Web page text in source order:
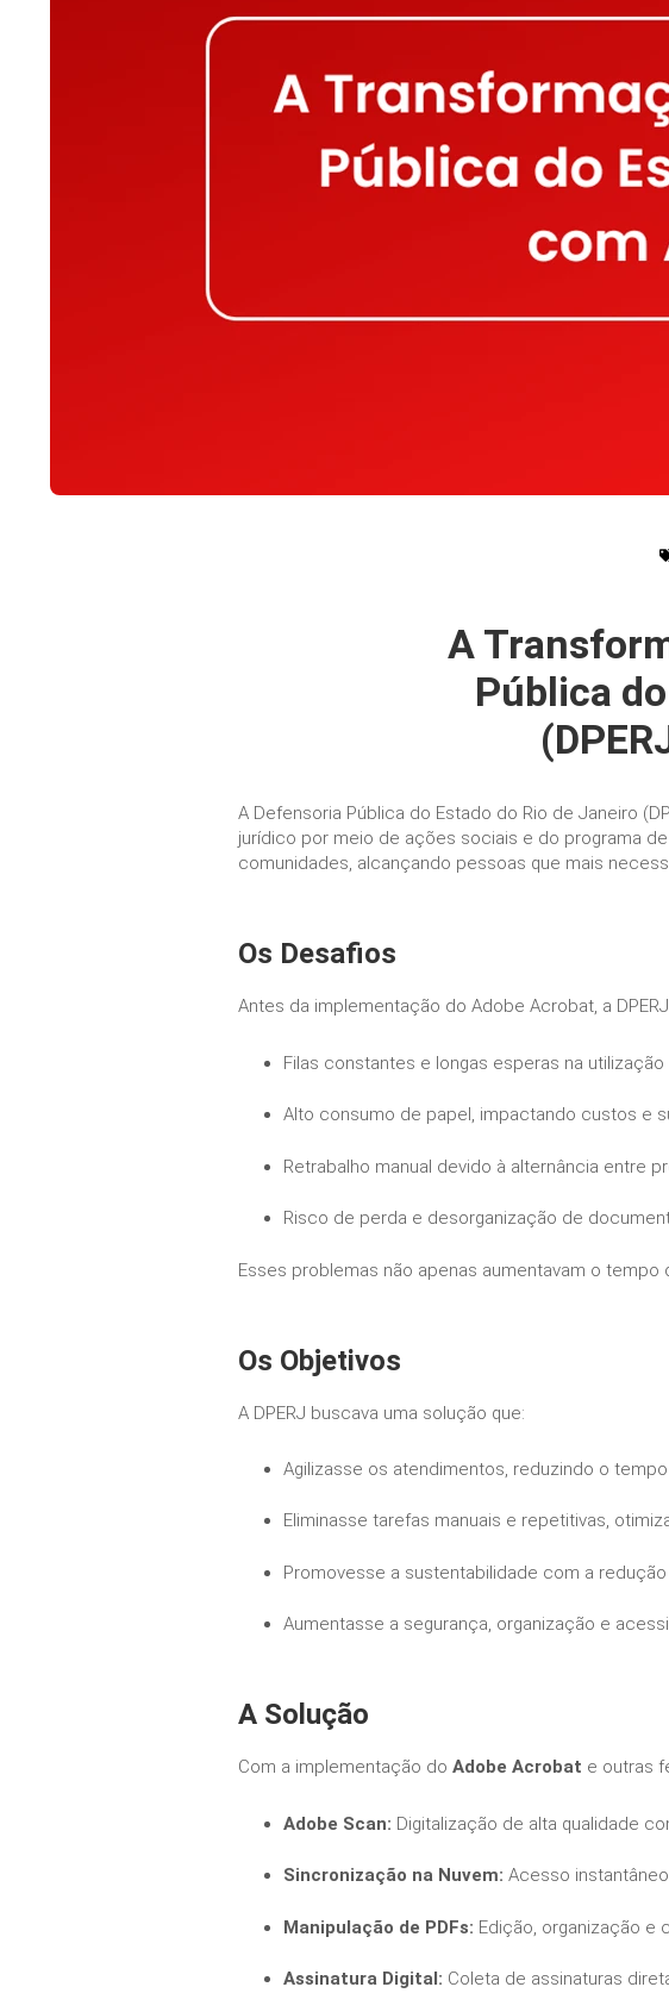
A
Pública
A Defensoria Pública do Estado do Rio de Janeiro
jurídico por meio de ações sociais e do programa
comunidades, alcançando pessoas que mais
Os Desafios
Antes da implementação do Adobe Acrobat, a
Filas constantes e longas esperas na utilização
Alto consumo de papel, impactando custos e
Retrabalho manual devido à alternância entre
Risco de perda e desorganização de
Esses problemas não apenas aumentavam o
Os Objetivos
A DPERJ buscava uma solução que:
Agilizasse os atendimentos, reduzindo o
Eliminasse tarefas manuais e repetitivas,
Promovesse a sustentabilidade com a
Aumentasse a segurança, organização e
A Solução
Com a implementação do Adobe Acrobat e outras
Adobe Scan: Digitalização de alta qualidade
Sincronização na Nuvem: Acesso
Manipulação de PDFs: Edição, organização e
Assinatura Digital: Coleta de assinaturas